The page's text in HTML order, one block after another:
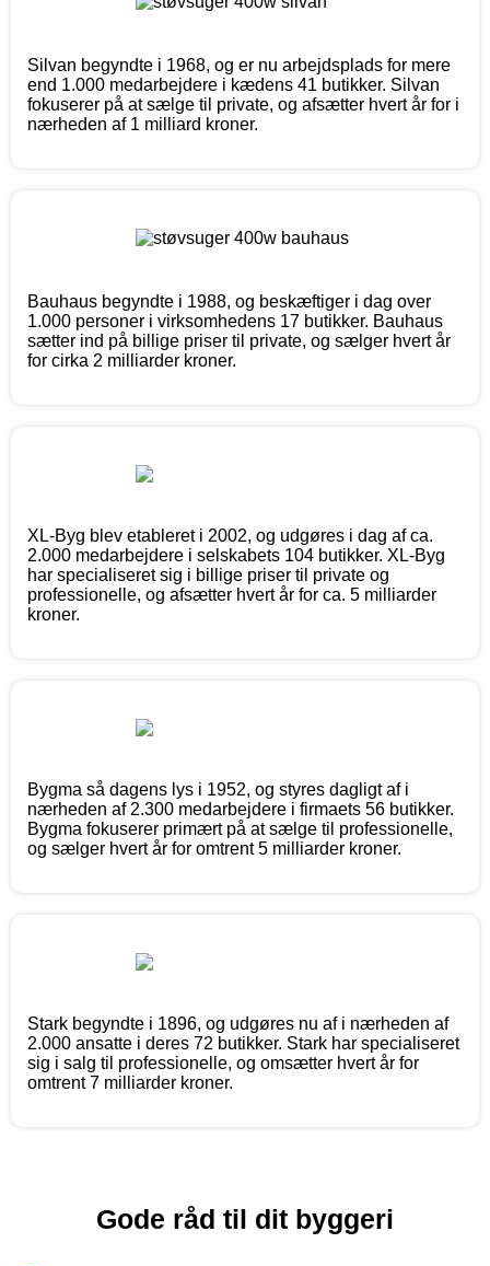
Silvan begyndte i 1968, og er nu arbejdsplads for mere
end 1.000 medarbejdere i kædens 41 butikker. Silvan
fokuserer på at sælge til private, og afsætter hvert år for i
nærheden af 1 milliard kroner.
Bauhaus begyndte i 1988, og beskæftiger i dag over
1.000 personer i virksomhedens 17 butikker. Bauhaus
sætter ind på billige priser til private, og sælger hvert år
for cirka 2 milliarder kroner.
XL-Byg blev etableret i 2002, og udgøres i dag af ca.
2.000 medarbejdere i selskabets 104 butikker. XL-Byg
har specialiseret sig i billige priser til private og
professionelle, og afsætter hvert år for ca. 5 milliarder
kroner.
Bygma så dagens lys i 1952, og styres dagligt af i
nærheden af 2.300 medarbejdere i firmaets 56 butikker.
Bygma fokuserer primært på at sælge til professionelle,
og sælger hvert år for omtrent 5 milliarder kroner.
Stark begyndte i 1896, og udgøres nu af i nærheden af
2.000 ansatte i deres 72 butikker. Stark har specialiseret
sig i salg til professionelle, og omsætter hvert år for
omtrent 7 milliarder kroner.
Gode råd til dit byggeri